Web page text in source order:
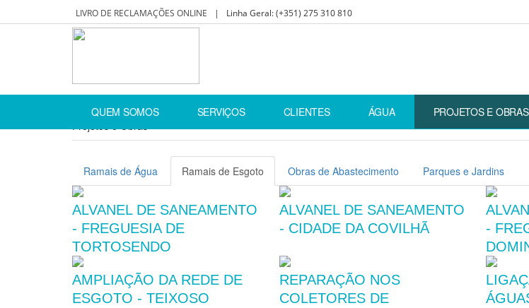
Linha Geral:(+351) 275 310 810
|
LIVRO DE RECLAMAÇÕES ONLINE
QUEM SOMOS SERVIÇOS CLIENTES ÁGUA PROJETOS E OBRAS
Home Projetos e Obras Ramais de Esgoto
Projetos e Obras
Ramais de Água Ramais de Esgoto Obras de Abastecimento Parques e Jardins
ALVANEL DE SANEAMENTO
- FREGUESIA DE
TORTOSENDO
ALVANEL DE SANEAMENTO
- CIDADE DA COVILHÃ
-
AMPLIAÇÃO DA REDE DE
ESGOTO - TEIXOSO
REPARAÇÃO NOS
COLETORES DE